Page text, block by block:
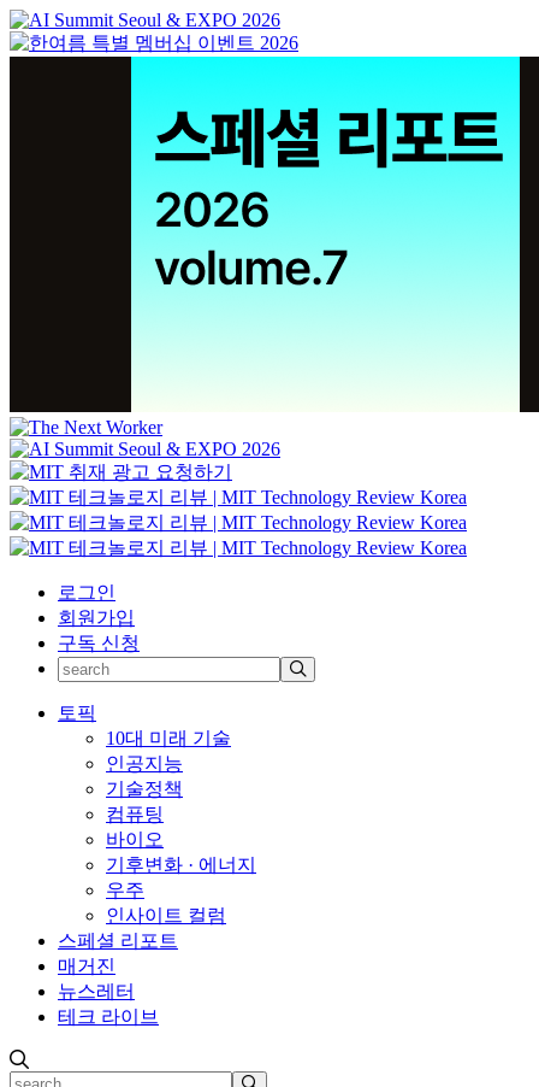
로그인
회원가입
구독 신청
토픽
10대 미래 기술
인공지능
기술정책
컴퓨팅
바이오
기후변화 · 에너지
우주
인사이트 컬럼
스페셜 리포트
매거진
뉴스레터
테크 라이브